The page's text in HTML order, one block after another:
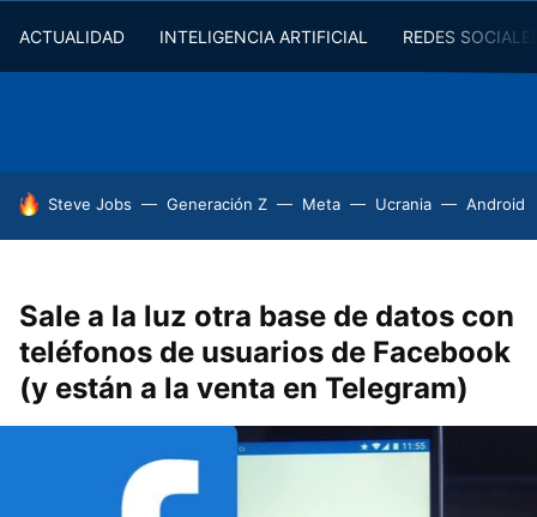
ACTUALIDAD INTELIGENCIA ARTIFICIAL REDES
HOY SE HABLA DE
Steve Jobs Generación Z Meta Ucrania Android
Sale a la luz otra base de datos con
teléfonos de usuarios de Facebook
(y están a la venta en Telegram)